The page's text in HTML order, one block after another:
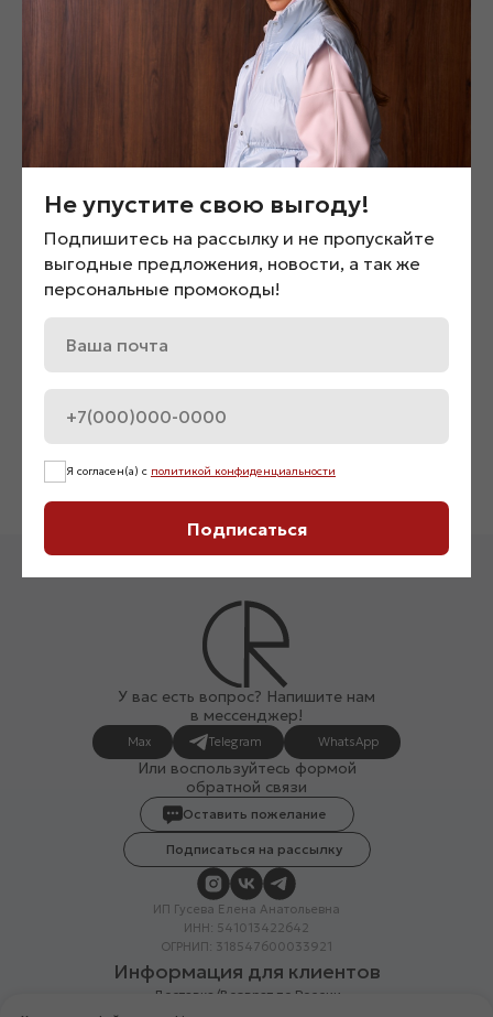
Парка на кулиске «015952»
5 900 ₽
Нет в наличии
Куртка oversize
У вас есть вопрос? Напишите нам
в мессенджер!
Max Telegram WhatsApp
Или воспользуйтесь формой
обратной связи
Оставить пожелание
Подписаться на рассылку
ИП Гусева Елена Анатольевна
ИНН: 541013422642
ОГРНИП: 318547600033921
Информация для клиентов
Доставка/Возврат по России
Не упустите свою выгоду!
Подпишитесь на рассылку и не пропускайте
выгодные предложения, новости, а так же
персональные промокоды!
Я согласен(а) с политикой конфиденциальности
Подписаться